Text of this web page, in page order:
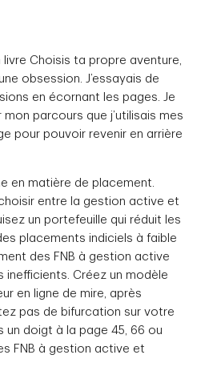
livre Choisis ta propre aventure,
obsession. J’essayais de
en écornant les pages. Je
parcours que j’utilisais mes
pour pouvoir revenir en arrière
en matière de placement.
entre la gestion active et
un portefeuille qui réduit les
placements indiciels à faible
des FNB à gestion active
inefficients. Créez un modèle
en ligne de mire, après
pas de bifurcation sur votre
un doigt à la page 45, 66 ou
FNB à gestion active et